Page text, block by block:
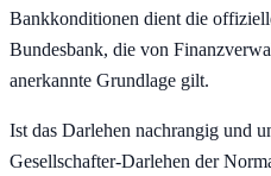
Bankkonditionen dient die
Bundesbank, die von
anerkannte Grundlage gilt.
Ist das Darlehen nachrangig und
Gesellschafter-Darlehen der